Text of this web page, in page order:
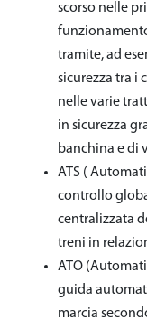
scorso nelle
tramite, ad
sicurezza tra i
nelle varie
in sicurezza
banchina e di
ATS (
controllo
centralizzata
treni in
ATO
guida
marcia